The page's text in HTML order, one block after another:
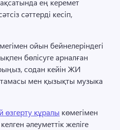
ең керемет
сәттерді кесіп,
ойын бейнелеріндегі
бөлісуге арналған
содан кейін ЖИ
мен қызықты музыка
өзгерту құралы көмегімен
әлеуметтік желіге